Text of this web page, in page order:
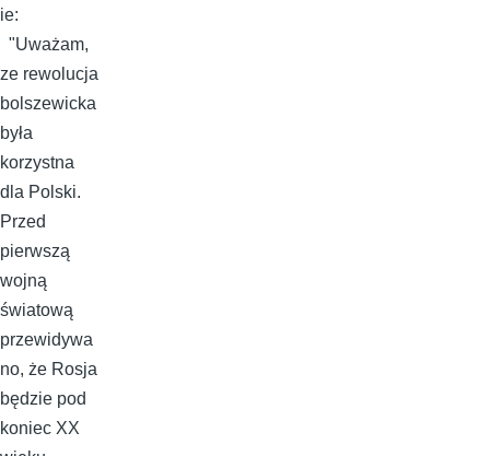
ie:
"Uważam,
ze rewolucja
bolszewicka
była
korzystna
dla Polski.
Przed
pierwszą
wojną
światową
przewidywa
no, że Rosja
będzie pod
koniec XX